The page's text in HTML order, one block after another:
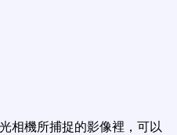
相機所捕捉的影像裡，可以